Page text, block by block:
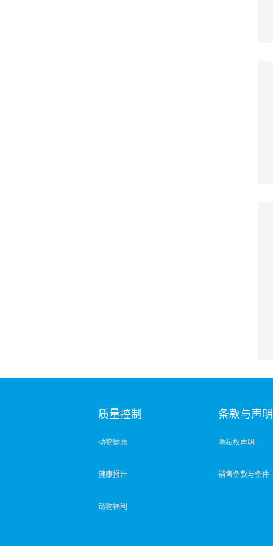
质量控制
动物健康
健康报告
动物福利
条款与声明
隐私权声明
销售条款与条件